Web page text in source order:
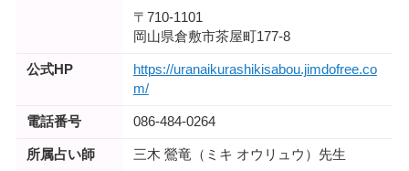
〒710-1101
岡山県倉敷市茶屋町177-8
公式HP
https://uranaikurashikisabou.jimdofree.co
m/
電話番号 086-484-0264
所属占い師 三木 鶯竜（ミキ オウリュウ）先生